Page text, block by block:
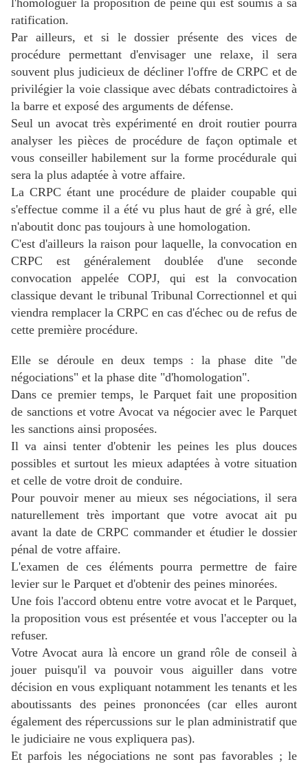
l'homologuer la proposition de peine qui est soumis à sa
ratification.
Par ailleurs, et si le dossier présente des vices de
procédure permettant d'envisager une relaxe, il sera
souvent plus judicieux de décliner l'offre de CRPC et de
privilégier la voie classique avec débats contradictoires à
la barre et exposé des arguments de défense.
Seul un avocat très expérimenté en droit routier pourra
analyser les pièces de procédure de façon optimale et
vous conseiller habilement sur la forme procédurale qui
sera la plus adaptée à votre affaire.
La CRPC étant une procédure de plaider coupable qui
s'effectue comme il a été vu plus haut de gré à gré, elle
n'aboutit donc pas toujours à une homologation.
C'est d'ailleurs la raison pour laquelle, la convocation en
CRPC est généralement doublée d'une seconde
convocation appelée COPJ, qui est la convocation
classique devant le tribunal Tribunal Correctionnel et qui
viendra remplacer la CRPC en cas d'échec ou de refus de
cette première procédure.
Elle se déroule en deux temps : la phase dite "de
négociations" et la phase dite "d'homologation".
Dans ce premier temps, le Parquet fait une proposition
de sanctions et votre Avocat va négocier avec le Parquet
les sanctions ainsi proposées.
Il va ainsi tenter d'obtenir les peines les plus douces
possibles et surtout les mieux adaptées à votre situation
et celle de votre droit de conduire.
Pour pouvoir mener au mieux ses négociations, il sera
naturellement très important que votre avocat ait pu
avant la date de CRPC commander et étudier le dossier
pénal de votre affaire.
L'examen de ces éléments pourra permettre de faire
levier sur le Parquet et d'obtenir des peines minorées.
Une fois l'accord obtenu entre votre avocat et le Parquet,
la proposition vous est présentée et vous l'accepter ou la
refuser.
Votre Avocat aura là encore un grand rôle de conseil à
jouer puisqu'il va pouvoir vous aiguiller dans votre
décision en vous expliquant notamment les tenants et les
aboutissants des peines prononcées (car elles auront
également des répercussions sur le plan administratif que
le judiciaire ne vous expliquera pas).
Et parfois les négociations ne sont pas favorables ; le